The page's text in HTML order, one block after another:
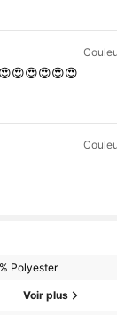
Polyester
Voir plus